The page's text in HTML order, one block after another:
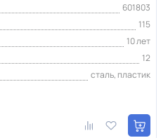
601803
115
10 лет
12
сталь, пластик